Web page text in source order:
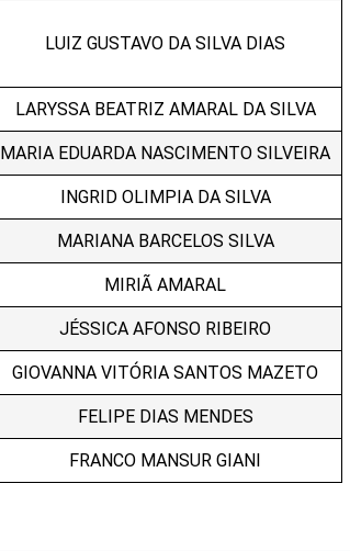
LUIZ GUSTAVO DA SILVA DIAS
LARYSSA BEATRIZ AMARAL DA SILVA
MARIA EDUARDA NASCIMENTO SILVEIRA
INGRID OLIMPIA DA SILVA
MARIANA BARCELOS SILVA
MIRIÃ AMARAL
JÉSSICA AFONSO RIBEIRO
GIOVANNA VITÓRIA SANTOS MAZETO
FELIPE DIAS MENDES
FRANCO MANSUR GIANI